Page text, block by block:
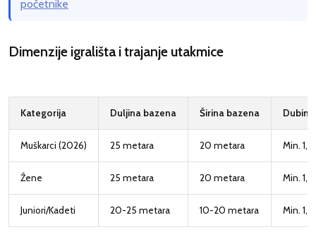
početnike
Dimenzije igrališta i trajanje utakmice
Kategorija Duljina bazena Širina bazena Dubina
Muškarci (2026) 25 metara 20 metara Min.
Žene 25 metara 20 metara Min.
Juniori/Kadeti 20-25 metara 10-20 metara Min.